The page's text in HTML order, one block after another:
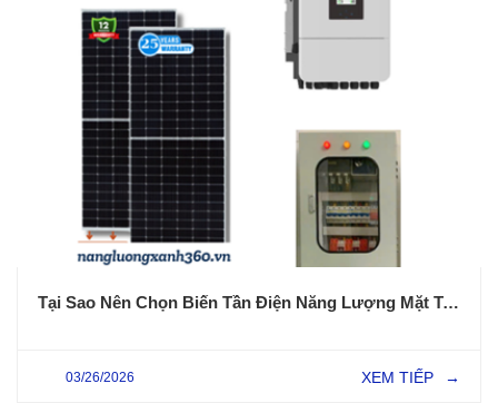
Tại Sao Nên Chọn Biến Tần Điện Năng Lượng Mặt Trời DEYE?
03/26/2026 XEM TIẾP →